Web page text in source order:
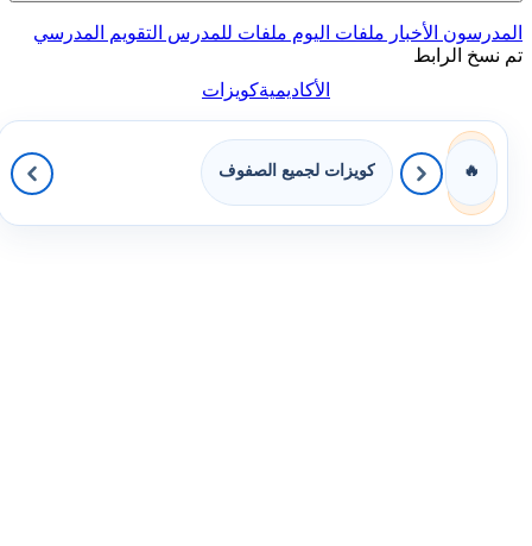
المدرسون الأخبار ملفات اليوم ملفات للمدرس التقويم المدرسي
تم نسخ الرابط
الأكاديميةكويزات
🔥 كويزات لجميع الصفوف